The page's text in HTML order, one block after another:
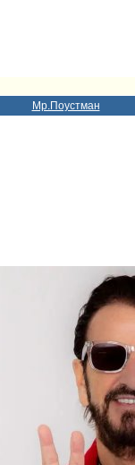
Мр.Поустман